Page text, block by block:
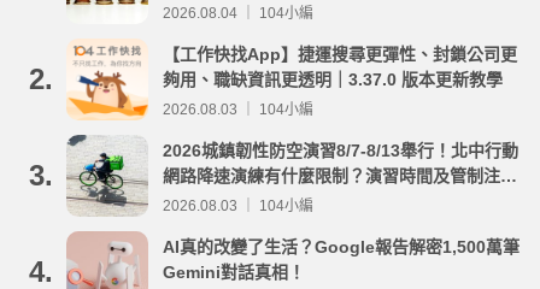
2026.08.04 ｜ 104小編
2.
【工作快找App】捷運搜尋更彈性、封鎖公司更
夠用、職缺資訊更透明｜3.37.0 版本更新教學
2026.08.03 ｜ 104小編
3.
2026城鎮韌性防空演習8/7-8/13舉行！北中行動
網路降速演練有什麼限制？演習時間及管制注意
事項整理
2026.08.03 ｜ 104小編
4.
AI真的改變了生活？Google報告解密1,500萬筆
Gemini對話真相！